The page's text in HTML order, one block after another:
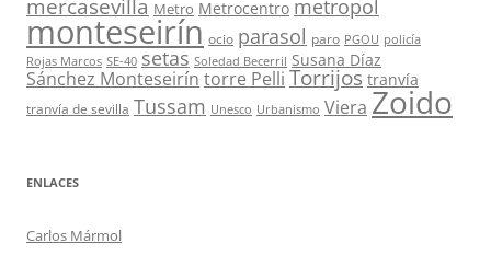
mercasevilla Metro Metrocentro metropol
monteseirín ocio parasol paro PGOU policía
Rojas Marcos SE-40 setas Soledad Becerril Susana Díaz
Sánchez Monteseirín torre Pelli Torrijos tranvía
tranvía de sevilla Tussam Unesco Urbanismo Viera Zoido
ENLACES
Carlos Mármol